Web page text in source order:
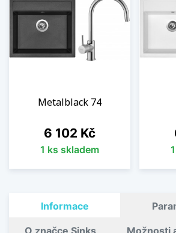
Metalblack 74
Cena
6 102 Kč
1 ks skladem
Informace
O značce Sinks Možnosti